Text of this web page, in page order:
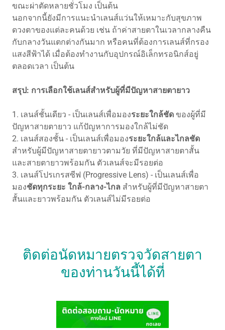
ขณะผ่าตัดหลายชั่วโมง เป็นต้น
นอกจากนี้ยังมีการแนะนำเลนส์แว่นให้เหมาะกับสุขภาพ
ดวงตาของแต่ละคนด้วย เช่น ถ้าค่าสายตาในเวลากลางคืน
กับกลางวันแตกต่างกันมาก หรือคนที่ต้องการเลนส์ที่กรอง
แสงสีฟ้าได้ เมื่อต้องทำงานกับอุปกรณ์อิเล็กทรอนิกส์อยู่
ตลอดเวลา เป็นต้น
สรุป: การเลือกใช้เลนส์สำหรับผู้ที่มีปัญหาสายตายาว
1. เลนส์ชั้นเดียว - เป็นเลนส์เพื่อมองระยะใกล้ชัด ของผู้ที่มี
ปัญหาสายตายาว แก้ปัญหาการมองใกล้ไม่ชัด
2. เลนส์สองชั้น - เป็นเลนส์เพื่อมองระยะใกล้และไกลชัด
สำหรับผู้มีปัญหาสายตายาวตามวัย ที่มีปัญหาสายตาสั้น
และสายตายาวพร้อมกัน ตัวเลนส์จะมีรอยต่อ
3. เลนส์โปรเกรสซีฟ (Progressive Lens) - เป็นเลนส์เพื่อ
มองชัดทุกระยะ ใกล้-กลาง-ไกล สำหรับผู้ที่มีปัญหาสายตา
สั้นและยาวพร้อมกัน ตัวเลนส์ไม่มีรอยต่อ
ติดต่อนัดหมายตรวจวัดสายตา
ของท่านวันนี้ได้ที่